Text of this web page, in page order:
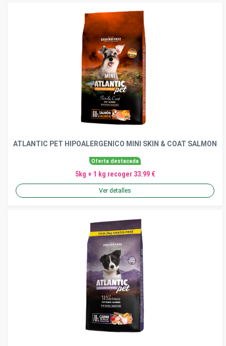
ATLANTIC PET HIPOALERGENICO MINI SKIN & COAT SALMON
Oferta destacada
5kg + 1 kg recoger 33.99 €
Ver detalles